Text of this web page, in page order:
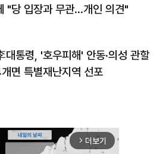
"당 입장과 무관…개인 의견"
대통령, '호우피해' 안동·의성 관할
면 특별재난지역 선포
arrow_forward_ios 더보기